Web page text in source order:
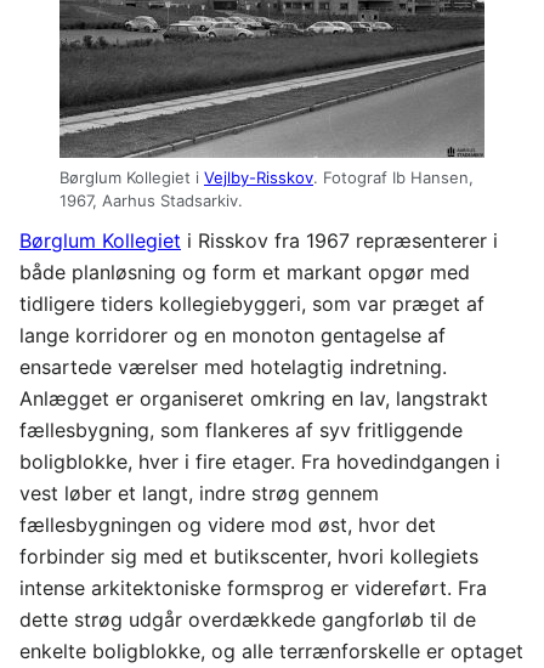
Børglum Kollegiet i Vejlby-Risskov. Fotograf Ib Hansen,
1967, Aarhus Stadsarkiv.
Børglum Kollegiet i Risskov fra 1967 repræsenterer i
både planløsning og form et markant opgør med
tidligere tiders kollegiebyggeri, som var præget af
lange korridorer og en monoton gentagelse af
ensartede værelser med hotelagtig indretning.
Anlægget er organiseret omkring en lav, langstrakt
fællesbygning, som flankeres af syv fritliggende
boligblokke, hver i fire etager. Fra hovedindgangen i
vest løber et langt, indre strøg gennem
fællesbygningen og videre mod øst, hvor det
forbinder sig med et butikscenter, hvori kollegiets
intense arkitektoniske formsprog er videreført. Fra
dette strøg udgår overdækkede gangforløb til de
enkelte boligblokke, og alle terrænforskelle er optaget